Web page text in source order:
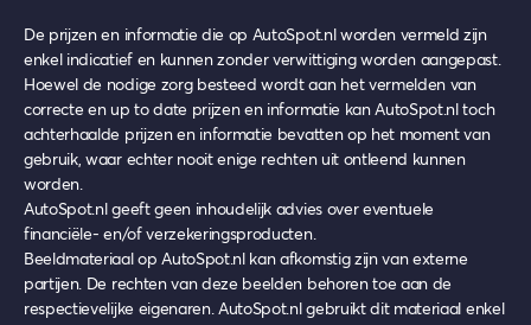
De prijzen en informatie die op AutoSpot.nl worden vermeld zijn
enkel indicatief en kunnen zonder verwittiging worden aangepast.
Hoewel de nodige zorg besteed wordt aan het vermelden van
correcte en up to date prijzen en informatie kan AutoSpot.nl toch
achterhaalde prijzen en informatie bevatten op het moment van
gebruik, waar echter nooit enige rechten uit ontleend kunnen
worden.
AutoSpot.nl geeft geen inhoudelijk advies over eventuele
financiële- en/of verzekeringsproducten.
Beeldmateriaal op AutoSpot.nl kan afkomstig zijn van externe
partijen. De rechten van deze beelden behoren toe aan de
respectievelijke eigenaren. AutoSpot.nl gebruikt dit materiaal enkel